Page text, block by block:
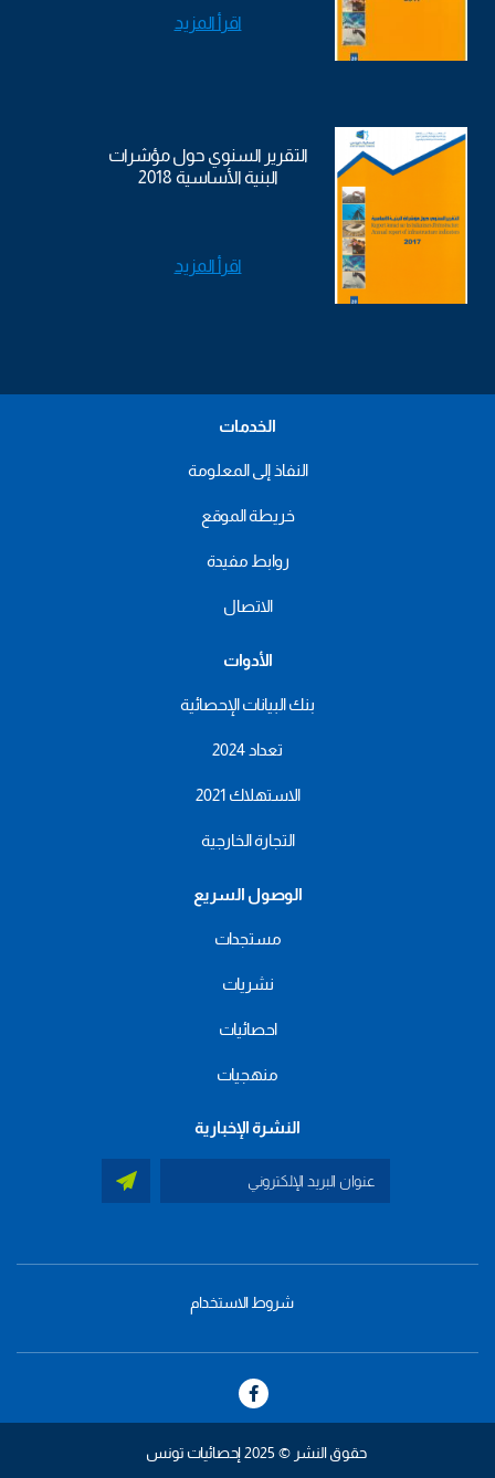
اقرأ المزيد
التقرير السنوي حول مؤشرات
البنية الأساسية 2018
اقرأ المزيد
الخدمات
النفاذ إلى المعلومة
خريطة الموقع
روابط مفيدة
الاتصال
الأدوات
بنك البيانات الإحصائية
تعداد 2024
الاستهلاك 2021
التجارة الخارجية
الوصول السريع
مستجدات
نشريات
احصائيات
منهجيات
النشرة الإخبارية
footer
شروط الاستخدام
حقوق النشر © 2025 إحصائيات تونس